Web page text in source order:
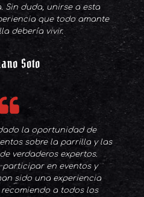
Sin duda, unirse a esta
que todo amante
debería vivir.
Soto
la oportunidad de
sobre la parrilla y las
verdaderos expertos.
participar en eventos y
sido una experiencia
a todos los